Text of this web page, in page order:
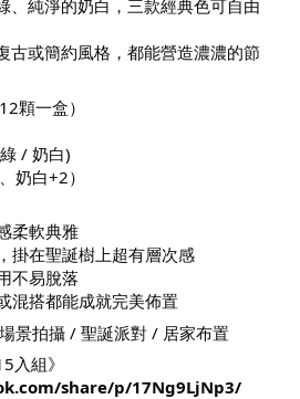
、純淨的奶白，三款經典色可自由
古或簡約風格，都能營造濃濃的節
顆一盒）
/ 奶白)
奶白+2）
柔軟典雅
掛在聖誕樹上超有層次感
不易脫落
混搭都能成就完美佈置
景拍攝 / 聖誕派對 / 居家布置
入組》
share/p/17Ng9LjNp3/